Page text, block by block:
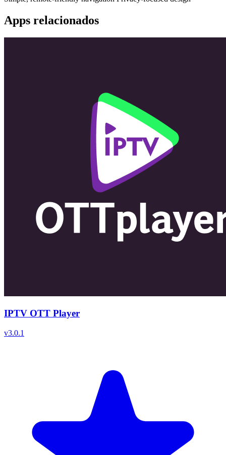
Apps relacionados
IPTV OTT Player
v3.0.1